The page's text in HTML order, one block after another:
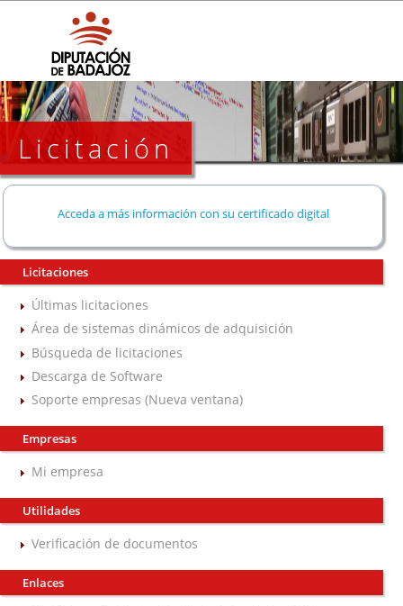
Licitación
Acceda a más información con su certificado digital
Licitaciones
Últimas licitaciones
Área de sistemas dinámicos de adquisición
Búsqueda de licitaciones
Descarga de Software
Soporte empresas (Nueva ventana)
Empresas
Mi empresa
Utilidades
Verificación de documentos
Enlaces